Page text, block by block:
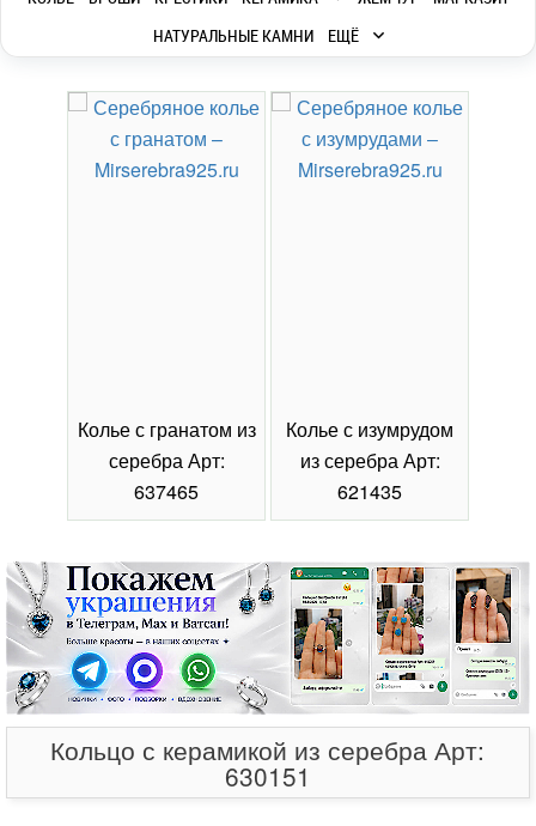
НАТУРАЛЬНЫЕ КАМНИ
ЕЩЁ
Колье с гранатом из
серебра Арт:
637465
Колье с изумрудом
из серебра Арт:
621435
Кольцо с керамикой из серебра Арт:
630151